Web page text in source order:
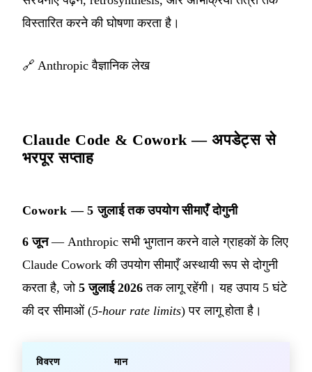
विस्तारित करने की घोषणा करता है।
🔗 Anthropic वैज्ञानिक लेख
Claude Code & Cowork — अपडेट्स से
भरपूर सप्ताह
Cowork — 5 जुलाई तक उपयोग सीमाएँ दोगुनी
6 जून— Anthropic सभी भुगतान करने वाले ग्राहकों के लिए
Claude Cowork की उपयोग सीमाएँ अस्थायी रूप से दोगुनी
करता है, जो 5 जुलाई 2026 तक लागू रहेंगी। यह उपाय 5 घंटे
की दर सीमाओं (5-hour rate limits) पर लागू होता है।
विवरण मान